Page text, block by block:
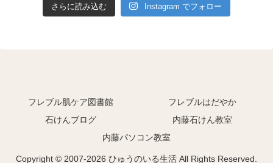
さらに読み込む Instagram でフォロー
フレブル肌ケア図書館
フレブルはだやか
石けんブログ
内藤石けん教室
内藤パソコン教室
Copyright © 2007-2026 ひゅうのいる生活 All Rights Reserved.